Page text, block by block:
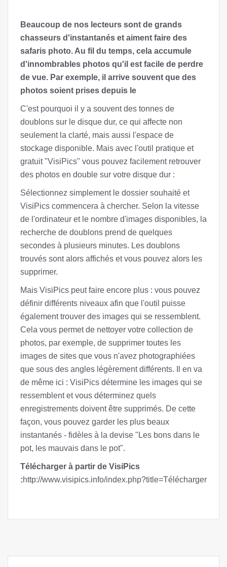
Beaucoup de nos lecteurs sont de grands
chasseurs d'instantanés et aiment faire des
safaris photo. Au fil du temps, cela accumule
d'innombrables photos qu'il est facile de perdre
de vue. Par exemple, il arrive souvent que des
photos soient prises depuis le
C'est pourquoi il y a souvent des tonnes de
doublons sur le disque dur, ce qui affecte non
seulement la clarté, mais aussi l'espace de
stockage disponible. Mais avec l'outil pratique et
gratuit "VisiPics" vous pouvez facilement retrouver
des photos en double sur votre disque dur :
Sélectionnez simplement le dossier souhaité et
VisiPics commencera à chercher. Selon la vitesse
de l'ordinateur et le nombre d'images disponibles, la
recherche de doublons prend de quelques
secondes à plusieurs minutes. Les doublons
trouvés sont alors affichés et vous pouvez alors les
supprimer.
Mais VisiPics peut faire encore plus : vous pouvez
définir différents niveaux afin que l'outil puisse
également trouver des images qui se ressemblent.
Cela vous permet de nettoyer votre collection de
photos, par exemple, de supprimer toutes les
images de sites que vous n'avez photographiées
que sous des angles légèrement différents. Il en va
de même ici : VisiPics détermine les images qui se
ressemblent et vous déterminez quels
enregistrements doivent être supprimés. De cette
façon, vous pouvez garder les plus beaux
instantanés - fidèles à la devise "Les bons dans le
pot, les mauvais dans le pot".
Télécharger à partir de VisiPics
:http://www.visipics.info/index.php?title=Télécharger